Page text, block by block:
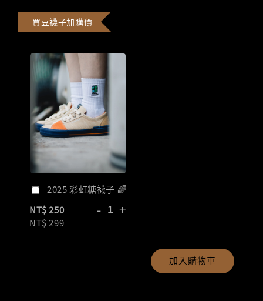
買豆襪子加購價
2025 彩虹糖襪子 🌈
NT$ 250
NT$ 299
- +
加入購物車